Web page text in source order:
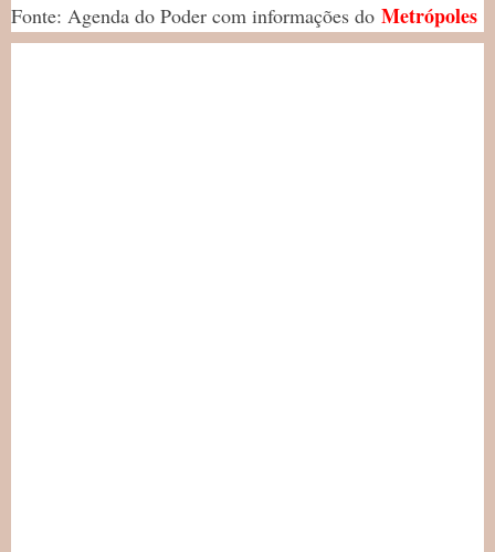
Fonte: Agenda do Poder com informações do Metrópoles